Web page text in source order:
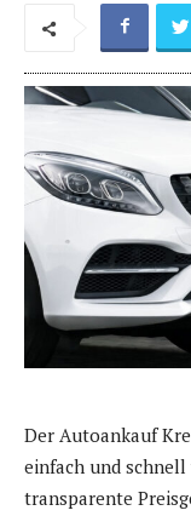
Der Autoankauf
einfach und
transparente